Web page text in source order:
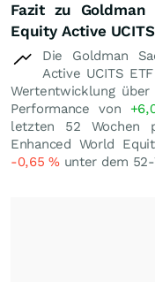
Fazit zu Goldman
Equity Active
Die Goldman
Active UCITS
Wertentwicklung
Performance von
letzten 52 Wochen
Enhanced World
-0,65%unter dem 52-